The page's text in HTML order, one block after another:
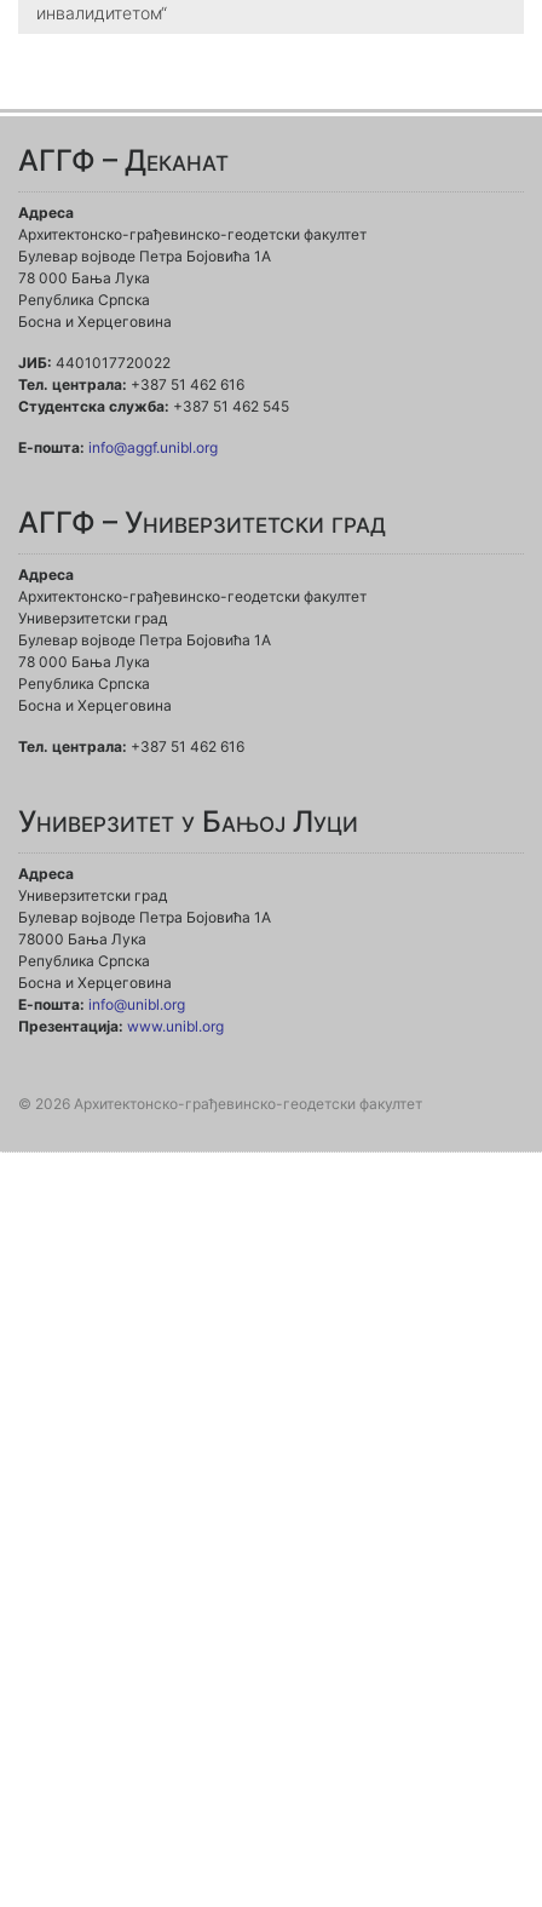
инвалидитетом“
АГГФ – Деканат
Адреса
Архитектонско-грађевинско-геодетски факултет
Булевар војводе Петра Бојовића 1A
78 000 Бања Лука
Република Српска
Босна и Херцеговина
ЈИБ: 4401017720022
Тел. централа: +387 51 462 616
Студентска служба: +387 51 462 545
Е-пошта: info@aggf.unibl.org
АГГФ – Универзитетски град
Адреса
Архитектонско-грађевинско-геодетски факултет
Универзитетски град
Булевар војводе Петра Бојовића 1A
78 000 Бања Лука
Република Српска
Босна и Херцеговина
Тел. централа: +387 51 462 616
Универзитет у Бањој Луци
Адреса
Универзитетски град
Булевар војводе Петра Бојовића 1А
78000 Бања Лука
Република Српска
Босна и Херцеговина
Е-пошта: info@unibl.org
Презентација: www.unibl.org
© 2026 Архитектонско-грађевинско-геодетски факултет